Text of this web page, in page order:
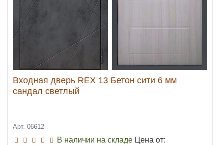
Входная дверь REX 13 Бетон сити 6 мм
сандал светлый
Арт. 06612
В наличии на складе Цена от: